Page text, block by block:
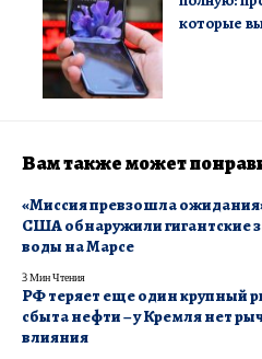
которые
Вам также может
«Миссия превзошла
США обнаружили гигантские
воды на Марсе
3 Мин Чтения
РФ теряет еще один крупный
сбыта нефти – у Кремля нет
влияния